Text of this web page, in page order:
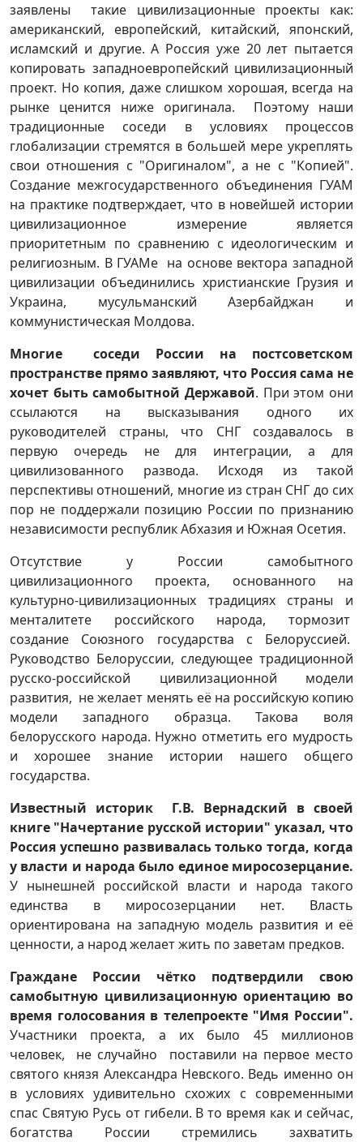
заявлены такие цивилизационные проекты как:
американский, европейский, китайский, японский,
исламский и другие. А Россия уже 20 лет пытается
копировать западноевропейский цивилизационный
проект. Но копия, даже слишком хорошая, всегда на
рынке ценится ниже оригинала. Поэтому наши
традиционные соседи в условиях процессов
глобализации стремятся в большей мере укреплять
свои отношения с "Оригиналом", а не с "Копией".
Создание межгосударственного объединения ГУАМ
на практике подтверждает, что в новейшей истории
цивилизационное измерение является
приоритетным по сравнению с идеологическим и
религиозным. В ГУАМе на основе вектора западной
цивилизации объединились христианские Грузия и
Украина, мусульманский Азербайджан и
коммунистическая Молдова.
Многие соседи России на постсоветском
пространстве прямо заявляют, что Россия сама не
хочет быть самобытной Державой. При этом они
ссылаются на высказывания одного их
руководителей страны, что СНГ создавалось в
первую очередь не для интеграции, а для
цивилизованного развода. Исходя из такой
перспективы отношений, многие из стран СНГ до сих
пор не поддержали позицию России по признанию
независимости республик Абхазия и Южная Осетия.
Отсутствие у России самобытного
цивилизационного проекта, основанного на
культурно-цивилизационных традициях страны и
менталитете российского народа, тормозит
создание Союзного государства с Белоруссией.
Руководство Белоруссии, следующее традиционной
русско-российской цивилизационной модели
развития, не желает менять её на российскую копию
модели западного образца. Такова воля
белорусского народа. Нужно отметить его мудрость
и хорошее знание истории нашего общего
государства.
Известный историк Г.В. Вернадский в своей
книге "Начертание русской истории" указал, что
Россия успешно развивалась только тогда, когда
у власти и народа было единое миросозерцание.
У нынешней российской власти и народа такого
единства в миросозерцании нет. Власть
ориентирована на западную модель развития и её
ценности, а народ желает жить по заветам предков.
Граждане России чётко подтвердили свою
самобытную цивилизационную ориентацию во
время голосования в телепроекте "Имя России".
Участники проекта, а их было 45 миллионов
человек, не случайно поставили на первое место
святого князя Александра Невского. Ведь именно он
в условиях удивительно схожих с современными
спас Святую Русь от гибели. В то время как и сейчас,
богатства России стремились захватить